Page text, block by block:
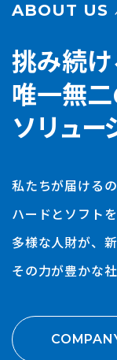
ABOUT US
挑み続け
唯一無
ソリュー
私たちが届ける
ハードとソフト
多様な人財が、
その力が豊かな